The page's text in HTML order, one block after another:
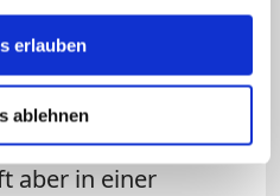
erlauben
ablehnen
für Liturgie an der
"Variation ist
Angebot selbst
der
aber in einer